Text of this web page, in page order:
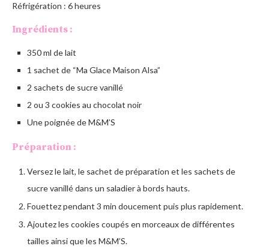
Réfrigération : 6 heures
Ingrédients :
350 ml de lait
1 sachet de “Ma Glace Maison Alsa”
2 sachets de sucre vanillé
2 ou 3 cookies au chocolat noir
Une poignée de M&M’S
Préparation :
Versez le lait, le sachet de préparation et les sachets de
sucre vanillé dans un saladier à bords hauts.
Fouettez pendant 3 min doucement puis plus rapidement.
Ajoutez les cookies coupés en morceaux de différentes
tailles ainsi que les M&M’S.